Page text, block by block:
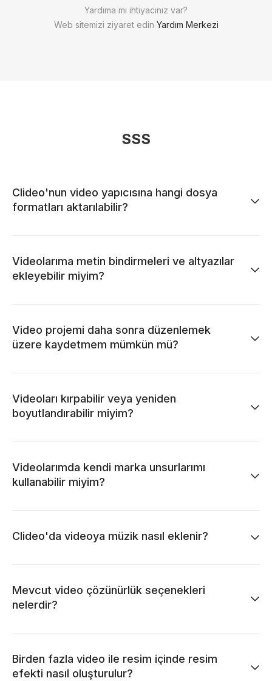
Yardıma mı ihtiyacınız var?
Web sitemizi ziyaret edin Yardım Merkezi
SSS
Clideo'nun video yapıcısına hangi dosya
formatları aktarılabilir?
Videolarıma metin bindirmeleri ve altyazılar
ekleyebilir miyim?
Video projemi daha sonra düzenlemek
üzere kaydetmem mümkün mü?
Videoları kırpabilir veya yeniden
boyutlandırabilir miyim?
Videolarımda kendi marka unsurlarımı
kullanabilir miyim?
Clideo'da videoya müzik nasıl eklenir?
Mevcut video çözünürlük seçenekleri
nelerdir?
Birden fazla video ile resim içinde resim
efekti nasıl oluşturulur?